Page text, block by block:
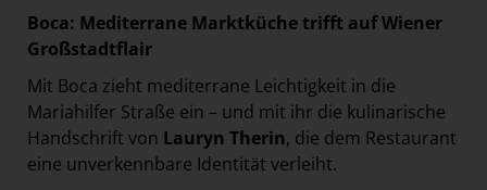
Boca: Mediterrane Marktküche trifft auf Wiener
Großstadtflair
Mit Boca zieht mediterrane Leichtigkeit in die
Mariahilfer Straße ein – und mit ihr die kulinarische
Handschrift von Lauryn Therin, die dem Restaurant
eine unverkennbare Identität verleiht.